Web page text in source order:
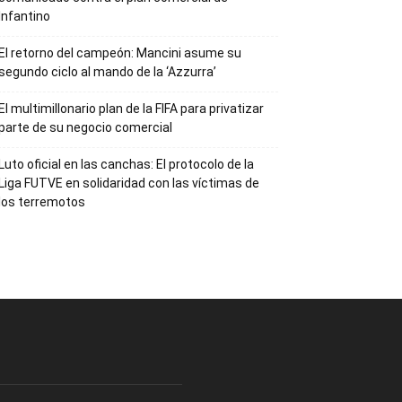
Infantino
El retorno del campeón: Mancini asume su
ciclo al mando de la ‘Azzurra’
El multimillonario plan de la FIFA para privatizar
de su negocio comercial
Luto oficial en las canchas: El protocolo de la
Liga FUTVE en solidaridad con las víctimas de
los terremotos